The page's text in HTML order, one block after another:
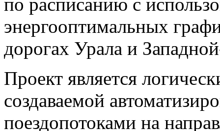
энергооптимальных
дорогах Урала и
Проект является
создаваемой
поездопотоками на